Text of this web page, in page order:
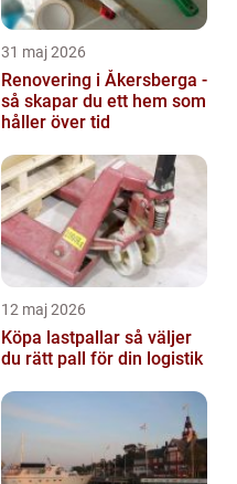
31 maj 2026
Renovering i Åkersberga -
så skapar du ett hem som
håller över tid
12 maj 2026
Köpa lastpallar så väljer
du rätt pall för din logistik